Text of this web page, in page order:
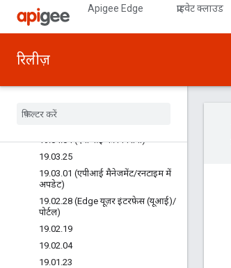
Apigee Edge प्राइवेट क्लाउड
रिलीज़
19.06.25 (Edge Analytics)
19.05.29 (इंटिग्रेटेड पोर्टल)
पोर्टल)
19.04.26 (Edge यूज़र इंटरफ़ेस (यूआई))
04
19.04.04 (एपीआई की निगरानी)
19.03.25
19.03.01 (एपीआई मैनेजमेंट/रनटाइम में
अपडेट)
19.02.28 (Edge यूज़र इंटरफ़ेस (यूआई)/
पोर्टल)
19.02.19
19.02.04
19.01 .23